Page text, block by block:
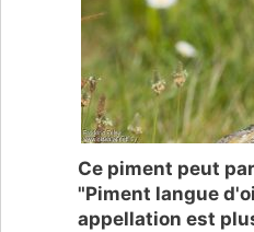
Ce piment peut
"Piment langue
appellation est